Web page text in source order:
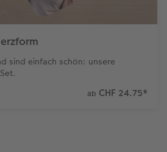
sind einfach schön: unsere
ab CHF 24.75*